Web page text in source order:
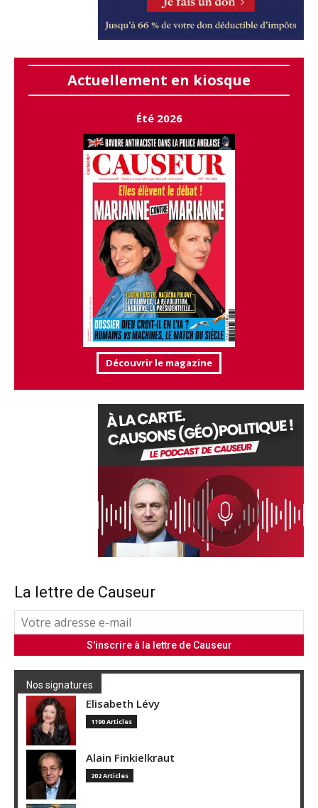
Actuellement en kiosque
Été 2026
Découvrir le magazine
La lettre de Causeur
Nos signatures
Elisabeth Lévy
1190 Articles
Alain Finkielkraut
202 Articles